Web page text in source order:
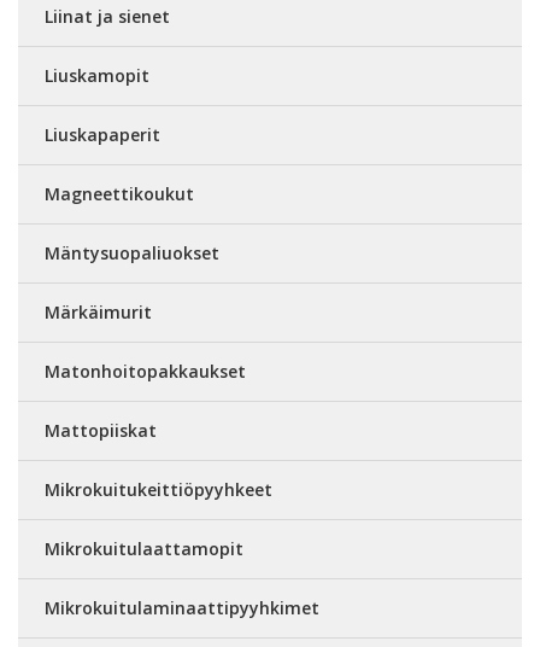
Liinat ja sienet
Liuskamopit
Liuskapaperit
Magneettikoukut
Mäntysuopaliuokset
Märkäimurit
Matonhoitopakkaukset
Mattopiiskat
Mikrokuitukeittiöpyyhkeet
Mikrokuitulaattamopit
Mikrokuitulaminaattipyyhkimet